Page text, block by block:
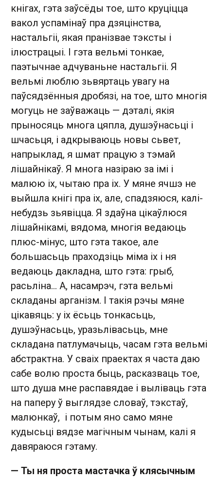
кнігах, гэта заўсёды тое, што круціцца
вакол успамінаў пра дзяцінства,
настальгіі, якая пранізвае тэксты і
ілюстрацыі. І гэта вельмі тонкае,
паэтычнае адчуваньне настальгіі. Я
вельмі люблю зьвяртаць увагу на
паўсядзённыя дробязі, на тое, што многія
могуць не заўважаць — дэталі, якія
прыносяць многа цяпла, душэўнасьці і
шчасьця, і адкрываюць новы сьвет,
напрыклад, я шмат працую з тэмай
лішайнікаў. Я многа назіраю за імі і
малюю іх, чытаю пра іх. У мяне ячшэ не
выйшла кнігі пра іх, але, спадзяюся, калі-
небудзь зьявіцца. Я здаўна цікаўлюся
лішайнікамі, вядома, многія ведаюць
плюс-мінус, што гэта такое, але
большасьць праходзіць міма іх і ня
ведаюць дакладна, што гэта: грыб,
расьліна… А, насамрэч, гэта вельмі
складаны арганізм. І такія рэчы мяне
цікавяць: у іх ёсьць тонкасьць,
душэўнасьць, уразьлівасьць, мне
складана патлумачыць, часам гэта вельмі
абстрактна. У сваіх праектах я часта даю
сабе волю проста быць, расказваць тое,
што душа мне распавядае і выліваць гэта
на паперу ў выглядзе словаў, тэкстаў,
малюнкаў, і потым яно само мяне
кудысьці вядзе магічным чынам, калі я
давяраюся гэтаму.
— Ты ня проста мастачка ў клясычным